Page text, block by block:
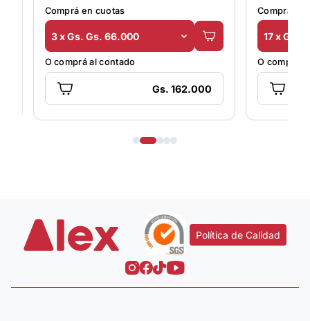
Comprá en cuotas
17 x Gs. Gs. 61.000
O comprá al contado
Gs. 637.000
Política de Calidad